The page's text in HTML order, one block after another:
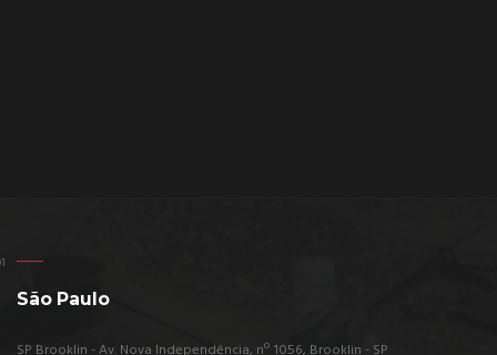
São Paulo